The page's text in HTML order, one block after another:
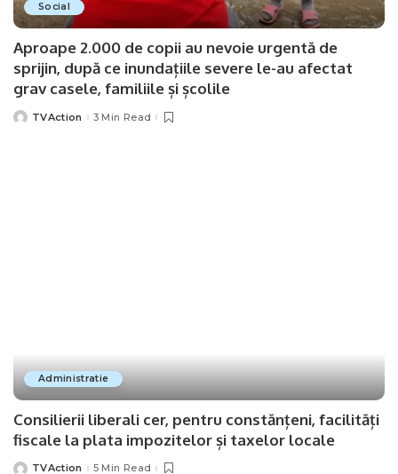
Social
Aproape 2.000 de copii au nevoie urgentă de
sprijin, după ce inundațiile severe le-au afectat
grav casele, familiile și școlile
PostedTVAction 3 Min Read
Administratie
Consilierii liberali cer, pentru constănțeni, facilități
fiscale la plata impozitelor și taxelor locale
PostedTVAction 5 Min Read